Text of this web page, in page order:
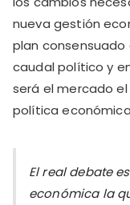
nueva gestión
plan
caudal político y
será el mercado
política
El real debate
económica la